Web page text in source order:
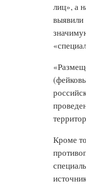
лиц», а
Кроме